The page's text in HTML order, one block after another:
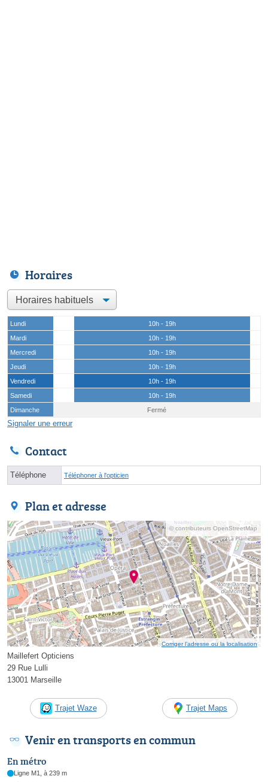
Horaires
Lundi
10h - 19h
Mardi
10h - 19h
Mercredi
10h - 19h
Jeudi
10h - 19h
Vendredi
10h - 19h
Samedi
10h - 19h
Dimanche
Fermé
Signaler une erreur
Contact
Téléphone Téléphoner à l'opticien
Plan et adresse
© contributeurs OpenStreetMap
Corriger l’adresse ou la localisation
Maillefert Opticiens
29 Rue Lulli
13001 Marseille
Trajet Waze Trajet Maps
Venir en transports en commun
En métro
Ligne M1, à 239 m